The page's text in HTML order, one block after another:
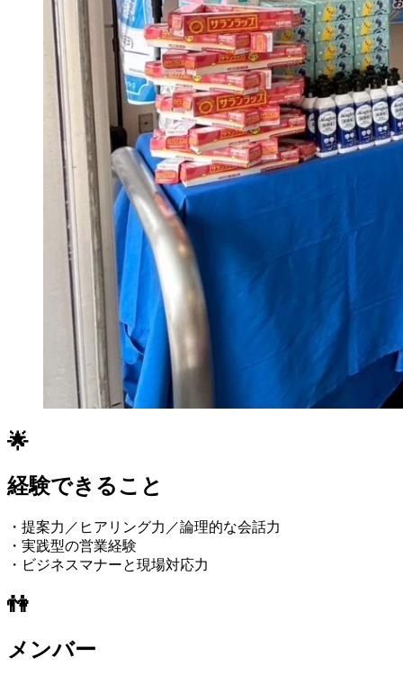
🌟
経験できること
・提案力／ヒアリング力／論理的な会話力
・実践型の営業経験
・ビジネスマナーと現場対応力
👫
メンバー